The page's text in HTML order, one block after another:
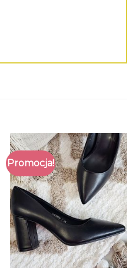
Promocja!